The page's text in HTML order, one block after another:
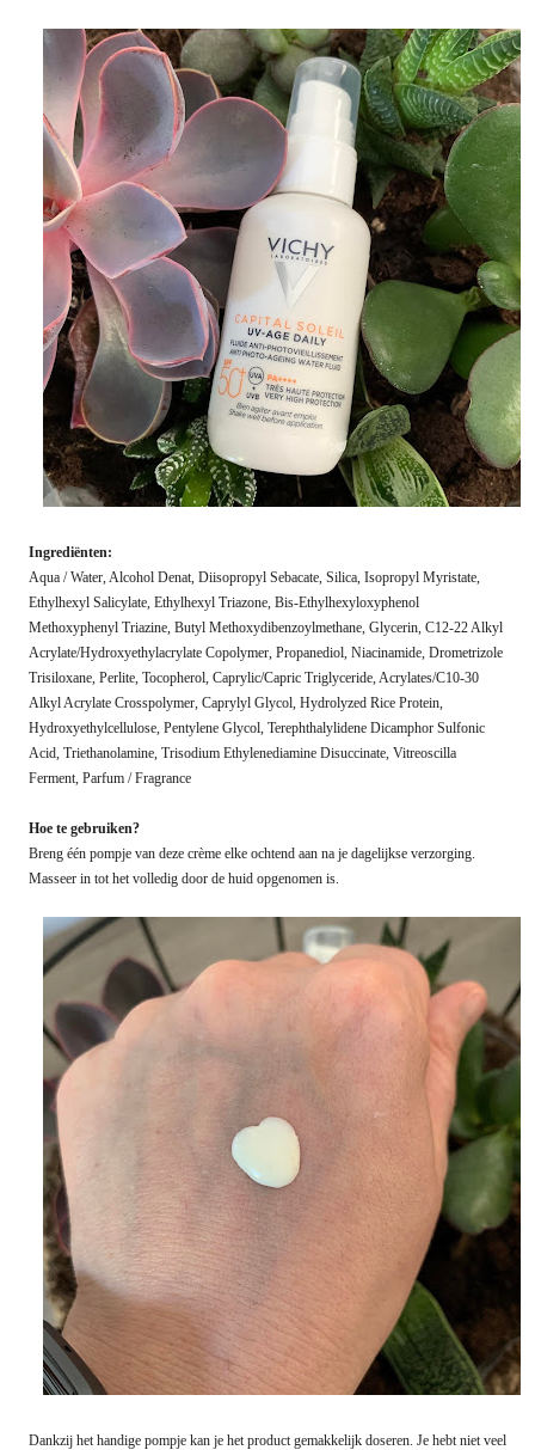
Ingrediënten:
Aqua / Water, Alcohol Denat, Diisopropyl Sebacate, Silica, Isopropyl Myristate,
Ethylhexyl Salicylate, Ethylhexyl Triazone, Bis-Ethylhexyloxyphenol
Methoxyphenyl Triazine, Butyl Methoxydibenzoylmethane, Glycerin, C12-22 Alkyl
Acrylate/Hydroxyethylacrylate Copolymer, Propanediol, Niacinamide, Drometrizole
Trisiloxane, Perlite, Tocopherol, Caprylic/Capric Triglyceride, Acrylates/C10-30
Alkyl Acrylate Crosspolymer, Caprylyl Glycol, Hydrolyzed Rice Protein,
Hydroxyethylcellulose, Pentylene Glycol, Terephthalylidene Dicamphor Sulfonic
Acid, Triethanolamine, Trisodium Ethylenediamine Disuccinate, Vitreoscilla
Ferment, Parfum / Fragrance
Hoe te gebruiken?
Breng één pompje van deze crème elke ochtend aan na je dagelijkse verzorging.
Masseer in tot het volledig door de huid opgenomen is.
Dankzij het handige pompje kan je het product gemakkelijk doseren. Je hebt niet veel